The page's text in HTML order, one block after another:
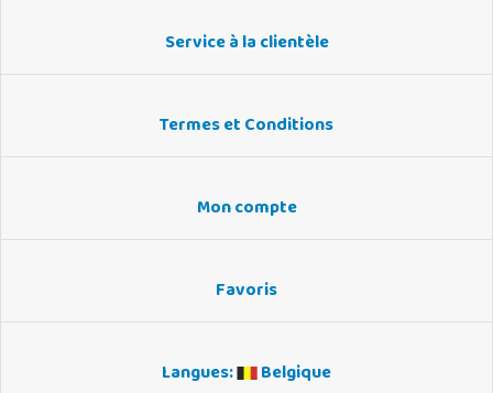
Service à la clientèle
Termes et Conditions
Mon compte
Favoris
Langues: Belgique